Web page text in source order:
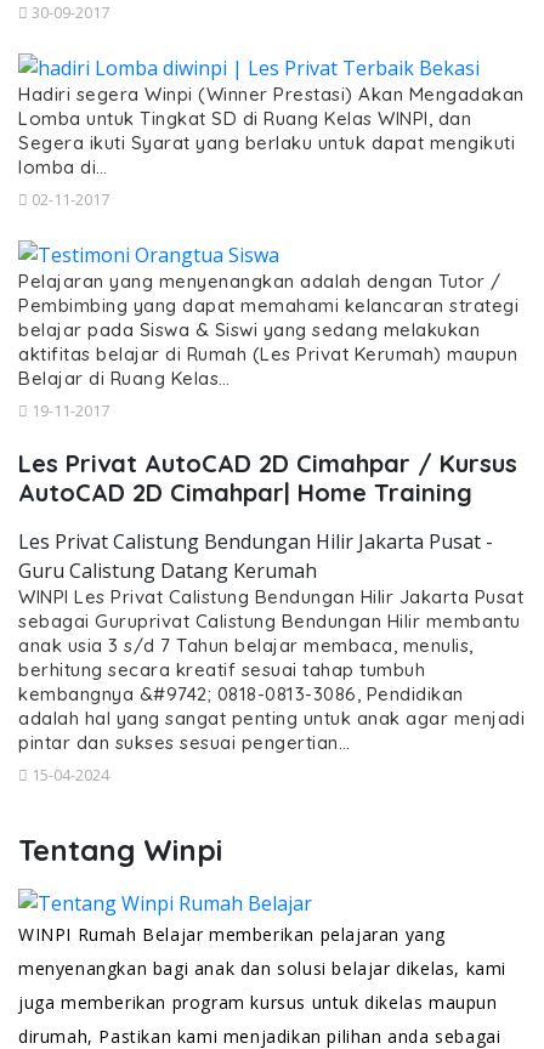
30-09-2017
Hadiri segera Winpi (Winner Prestasi) Akan Mengadakan
Lomba untuk Tingkat SD di Ruang Kelas WINPI, dan
Segera ikuti Syarat yang berlaku untuk dapat mengikuti
lomba di…
02-11-2017
Pelajaran yang menyenangkan adalah dengan Tutor /
Pembimbing yang dapat memahami kelancaran strategi
belajar pada Siswa & Siswi yang sedang melakukan
aktifitas belajar di Rumah (Les Privat Kerumah) maupun
Belajar di Ruang Kelas…
19-11-2017
Les Privat AutoCAD 2D Cimahpar / Kursus
AutoCAD 2D Cimahpar| Home Training
Les Privat Calistung Bendungan Hilir Jakarta Pusat -
Guru Calistung Datang Kerumah
WINPI Les Privat Calistung Bendungan Hilir Jakarta Pusat
sebagai Guruprivat Calistung Bendungan Hilir membantu
anak usia 3 s/d 7 Tahun belajar membaca, menulis,
berhitung secara kreatif sesuai tahap tumbuh
kembangnya &#9742; 0818-0813-3086, Pendidikan
adalah hal yang sangat penting untuk anak agar menjadi
pintar dan sukses sesuai pengertian…
15-04-2024
Tentang Winpi
WINPI Rumah Belajar memberikan pelajaran yang
menyenangkan bagi anak dan solusi belajar dikelas, kami
juga memberikan program kursus untuk dikelas maupun
dirumah, Pastikan kami menjadikan pilihan anda sebagai